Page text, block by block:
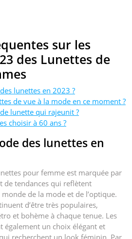
sur les
des Lunettes de
lunettes en 2023 ?
de vue à la mode en ce moment ?
lunette qui rajeunit ?
choisir à 60 ans ?
des lunettes en
pour femme est marquée par
de tendances qui reflètent
de la mode et de l’optique.
d’être très populaires,
et bohème à chaque tenue. Les
également un choix élégant et
recherchent un look féminin. Par